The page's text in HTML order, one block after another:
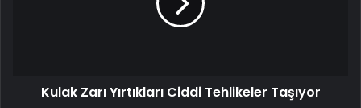
Kulak Zarı Yırtıkları Ciddi Tehlikeler Taşıyor